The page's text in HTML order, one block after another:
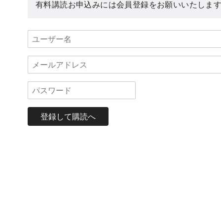
有料講読お申込みには会員登録をお願いいたしま
登録して購読へ